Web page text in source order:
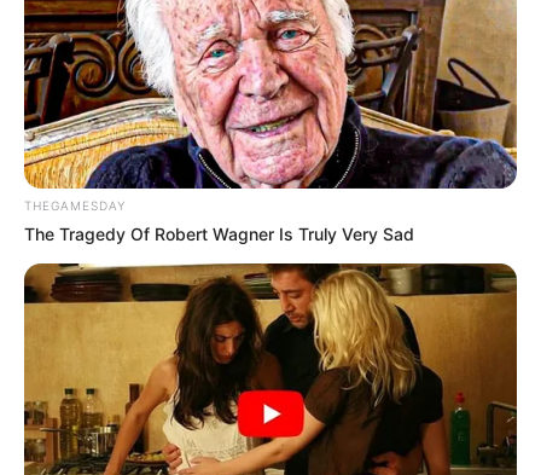
THEGAMESDAY
The Tragedy Of Robert Wagner Is Truly Very Sad